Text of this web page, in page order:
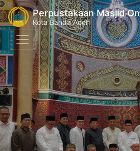
Perpustakaan Masjid
Kota Banda Aceh